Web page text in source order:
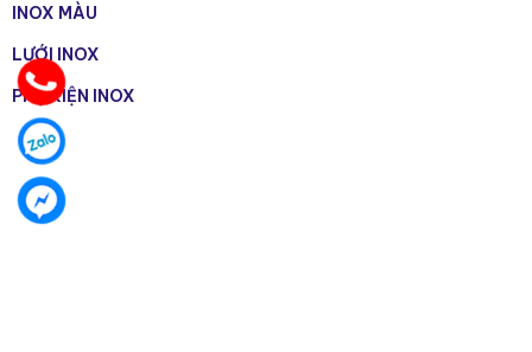
INOX MÀU
LƯỚI INOX
PHỤ KIỆN INOX